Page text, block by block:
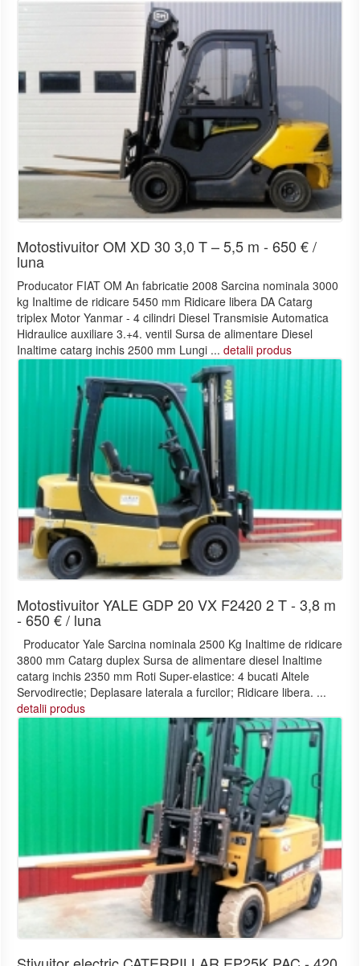
Motostivuitor OM XD 30 3,0 T – 5,5 m - 650 € /
luna
Producator FIAT OM An fabricatie 2008 Sarcina nominala 3000
kg Inaltime de ridicare 5450 mm Ridicare libera DA Catarg
triplex Motor Yanmar - 4 cilindri Diesel Transmisie Automatica
Hidraulice auxiliare 3.+4. ventil Sursa de alimentare Diesel
Inaltime catarg inchis 2500 mm Lungi ... detalii produs
Motostivuitor YALE GDP 20 VX F2420 2 T - 3,8 m
- 650 € / luna
Producator Yale Sarcina nominala 2500 Kg Inaltime de ridicare
3800 mm Catarg duplex Sursa de alimentare diesel Inaltime
catarg inchis 2350 mm Roti Super-elastice: 4 bucati Altele
Servodirectie; Deplasare laterala a furcilor; Ridicare libera. ...
detalii produs